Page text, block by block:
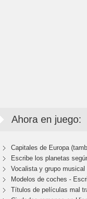
Ahora en juego:
Capitales de Europa
Escribe los planetas
Vocalista y grupo
Modelos de coches -
Títulos de películas mal